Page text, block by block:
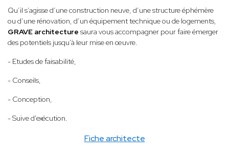
Fiche architecte
Qu’il s’agisse d’une construction neuve, d’une structure éphémère
ou d’une rénovation, d’un équipement technique ou de logements,
GRAVE architecture saura vous accompagner pour faire émerger
des potentiels jusqu’à leur mise en œuvre.
- Etudes de faisabilité,
- Conseils,
- Conception,
- Suive d'exécution.